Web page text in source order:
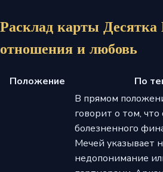
Расклад карты
отношения и любовь
Положение По
В прямом
говорит о том, что
болезненного
Мечей указывает
недопонимание